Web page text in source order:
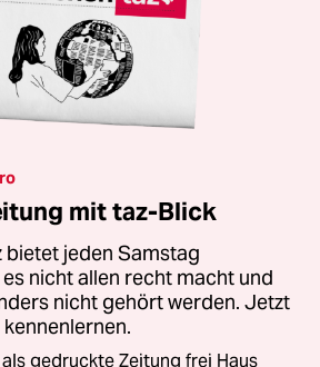
mit taz-Blick
bietet jeden Samstag
nicht allen recht macht und
nicht gehört werden. Jetzt
gedruckte Zeitung frei Haus